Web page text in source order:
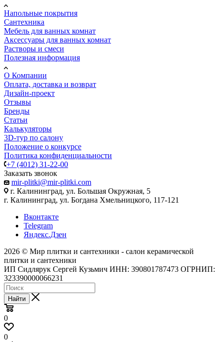
Напольные покрытия
Сантехника
Мебель для ванных комнат
Аксессуары для ванных комнат
Растворы и смеси
Полезная информация
О Компании
Оплата, доставка и возврат
Дизайн-проект
Отзывы
Бренды
Статьи
Калькуляторы
3D-тур по салону
Положение о конкурсе
Политика конфиденциальности
+7 (4012) 31-22-00
Заказать звонок
mir-plitki@mir-plitki.com
г. Калининград, ул. Большая Окружная, 5
г. Калининград, ул. Богдана Хмельницкого, 117-121
Вконтакте
Telegram
Яндекс.Дзен
2026 © Мир плитки и сантехники - салон керамической
плитки и сантехники
ИП Сидлярук Сергей Кузьмич ИНН: 390801787473 ОГРНИП:
323390000066231
Найти
0
0